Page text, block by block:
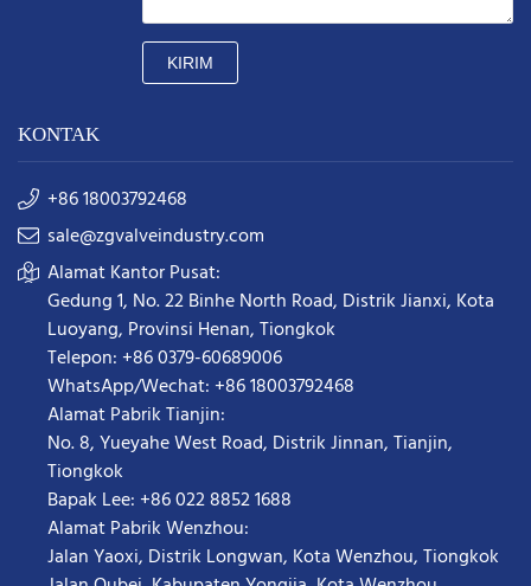
KIRIM
KONTAK
+86 18003792468
sale@zgvalveindustry.com
Alamat Kantor Pusat:
Gedung 1, No. 22 Binhe North Road, Distrik Jianxi, Kota
Luoyang, Provinsi Henan, Tiongkok
Telepon: +86 0379-60689006
WhatsApp/Wechat: +86 18003792468
Alamat Pabrik Tianjin:
No. 8, Yueyahe West Road, Distrik Jinnan, Tianjin,
Tiongkok
Bapak Lee: +86 022 8852 1688
Alamat Pabrik Wenzhou:
Jalan Yaoxi, Distrik Longwan, Kota Wenzhou, Tiongkok